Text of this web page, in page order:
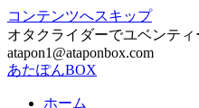
コンテンツへスキップ
オタクライダーでユベンテ
atapon1@ataponbox.com
あたぽんBOX
ホーム